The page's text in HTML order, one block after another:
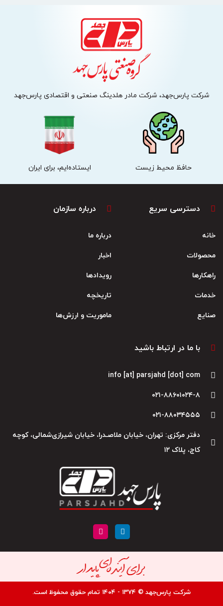
شرکت پارس‌جهد، شرکت مادر هلدینگ صنعتی و اقتصادی پارس‌جهد
حافظ محیط زیست ایستاده‌ایم، برای ایران
دسترسی سریع
خانه
محصولات
راهکارها
خدمات
صنایع
درباره سازمان
درباره ما
اخبار
رویدادها
تاریخچه
ماموریت و ارزش‌ها
با ما در ارتباط باشید
info [at] parsjahd [dot] com
۰۲۱-۸۸۶۰۱۰۲۴-۸
۰۲۱-۸۸۰۳۴۵۵۵
دفتر مرکزی: تهران، خیابان ملاصـدرا، خیابان شیرازی‌شمالی، کوچه
کاج، پلاک ۱۲
i
n
k
d
i
n
n
s
t
g
r
a
m
شرکت پارس‌جهد © ۱۳۷۴ - ۱۴۰۴ تمام حقوق محفوظ است.